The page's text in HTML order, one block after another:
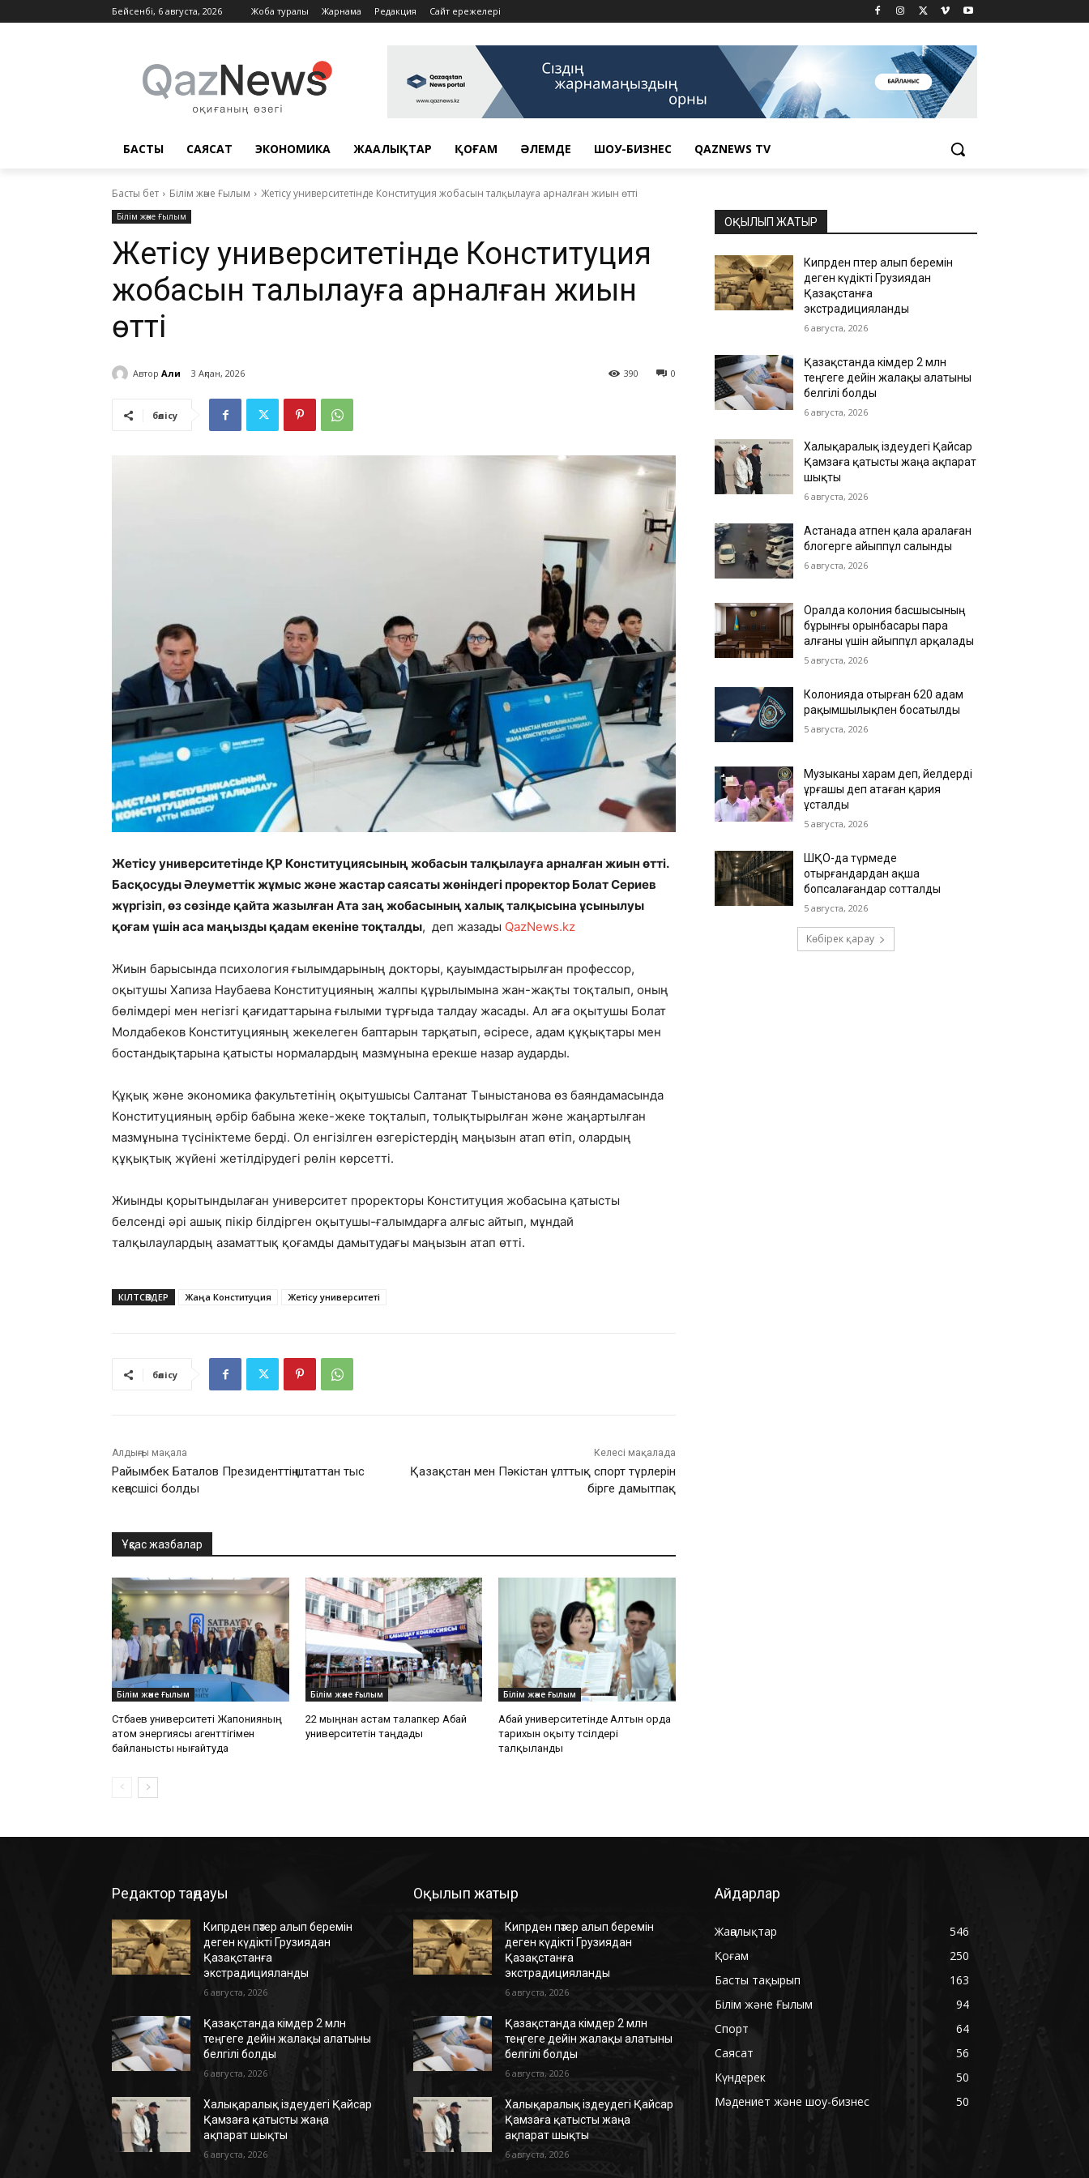
Бейсенбі, 6 августа, 2026 Жоба туралы Жарнама Редакция Сайт ережелері
БАСТЫ САЯСАТ ЭКОНОМИКА ЖАҢАЛЫҚТАР ҚОҒАМ ӘЛЕМДЕ ШОУ-БИЗНЕС QAZNEWS TV
Басты бет Білім және Ғылым Жетісу университетінде Конституция жобасын талқылауға арналған жиын өтті
Білім және Ғылым
Жетісу университетінде Конституция
жобасын талқылауға арналған жиын
өтті
Автор Али 3 Ақпан, 2026 0
390
бөлісу
Жетісу университетінде ҚР Конституциясының жобасын талқылауға арналған жиын өтті.
Басқосуды Әлеуметтік жұмыс және жастар саясаты жөніндегі проректор Болат Сериев
жүргізіп, өз сөзінде қайта жазылған Ата заң жобасының халық талқысына ұсынылуы
қоғам үшін аса маңызды қадам екеніне тоқталды, деп жазады QazNews.kz
Жиын барысында психология ғылымдарының докторы, қауымдастырылған профессор,
оқытушы Хапиза Наубаева Конституцияның жалпы құрылымына жан-жақты тоқталып, оның
бөлімдері мен негізгі қағидаттарына ғылыми тұрғыда талдау жасады. Ал аға оқытушы Болат
Молдабеков Конституцияның жекелеген баптарын тарқатып, әсіресе, адам құқықтары мен
бостандықтарына қатысты нормалардың мазмұнына ерекше назар аударды.
Құқық және экономика факультетінің оқытушысы Салтанат Тыныстанова өз баяндамасында
Конституцияның әрбір бабына жеке-жеке тоқталып, толықтырылған және жаңартылған
мазмұнына түсініктеме берді. Ол енгізілген өзгерістердің маңызын атап өтіп, олардың
құқықтық жүйені жетілдірудегі рөлін көрсетті.
Жиынды қорытындылаған университет проректоры Конституция жобасына қатысты
белсенді әрі ашық пікір білдірген оқытушы-ғалымдарға алғыс айтып, мұндай
талқылаулардың азаматтық қоғамды дамытудағы маңызын атап өтті.
КІЛТСӨЗДЕР Жаңа Конституция Жетісу университеті
бөлісу
Алдыңғы мақала
Райымбек Баталов Президенттің штаттан тыс
кеңесшісі болды
Келесі мақалада
Қазақстан мен Пәкістан ұлттық спорт түрлерін
бірге дамытпақ
Ұқсас жазбалар
Білім және Ғылым
Сәтбаев университеті Жапонияның
атом энергиясы агенттігімен
байланысты нығайтуда
Білім және Ғылым
22 мыңнан астам талапкер Абай
университетін таңдады
Білім және Ғылым
Абай университетінде Алтын орда
тарихын оқыту тәсілдері
талқыланды
ОҚЫЛЫП ЖАТЫР
Кипрден пәтер алып беремін
деген күдікті Грузиядан
Қазақстанға
экстрадицияланды
6 августа, 2026
Қазақстанда кімдер 2 млн
теңгеге дейін жалақы алатыны
белгілі болды
6 августа, 2026
Халықаралық іздеудегі Қайсар
Қамзаға қатысты жаңа ақпарат
шықты
6 августа, 2026
Астанада атпен қала аралаған
блогерге айыппұл салынды
6 августа, 2026
Оралда колония басшысының
бұрынғы орынбасары пара
алғаны үшін айыппұл арқалады
5 августа, 2026
Колонияда отырған 620 адам
рақымшылықпен босатылды
5 августа, 2026
Музыканы харам деп, әйелдерді
ұрғашы деп атаған қария
ұсталды
5 августа, 2026
ШҚО-да түрмеде
отырғандардан ақша
бопсалағандар сотталды
5 августа, 2026
Көбірек қарау
Редактор таңдауы
Кипрден пәтер алып беремін
деген күдікті Грузиядан
Қазақстанға
экстрадицияланды
6 августа, 2026
Қазақстанда кімдер 2 млн
теңгеге дейін жалақы алатыны
белгілі болды
6 августа, 2026
Халықаралық іздеудегі Қайсар
Қамзаға қатысты жаңа
ақпарат шықты
6 августа, 2026
Оқылып жатыр
Кипрден пәтер алып беремін
деген күдікті Грузиядан
Қазақстанға
экстрадицияланды
6 августа, 2026
Қазақстанда кімдер 2 млн
теңгеге дейін жалақы алатыны
белгілі болды
6 августа, 2026
Халықаралық іздеудегі Қайсар
Қамзаға қатысты жаңа
ақпарат шықты
6 августа, 2026
Айдарлар
Жаңалықтар
546
Қоғам
250
Басты тақырып
163
Білім және Ғылым
94
Спорт
64
Саясат
56
Күндерек
50
Мәдениет және шоу-бизнес
50